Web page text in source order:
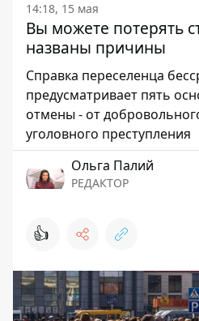
14:18, 15 мая
Вы можете потерять
названы причины
Справка переселенца
предусматривает пять
отмены - от
уголовного преступления
Ольга Палий
РЕДАКТОР
👍